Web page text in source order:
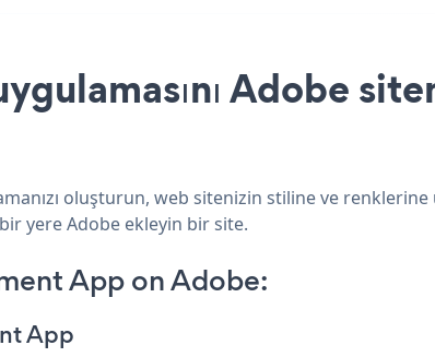
Adobe
oluşturun, web sitenizin stiline ve renklerine
yere Adobe ekleyin bir site.
App on Adobe:
App